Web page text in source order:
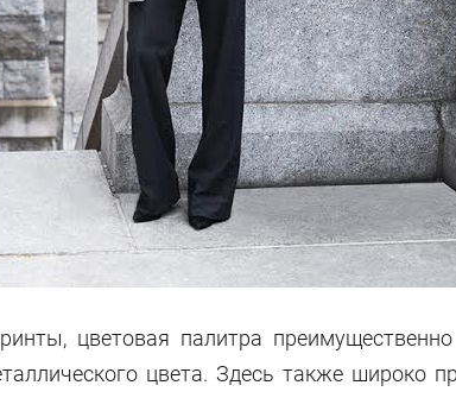
цветовая палитра
цвета. Здесь также широко